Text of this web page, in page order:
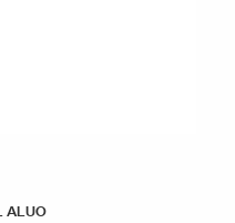
ALUO